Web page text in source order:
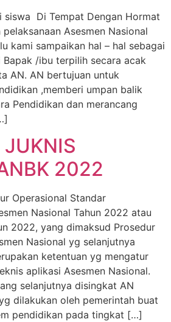
siswa Di Tempat Dengan Hormat
Asesmen Nasional
kami sampaikan hal – hal sebagai
/ibu terpilih secara acak
AN. AN bertujuan untuk
,memberi umpan balik
Pendidikan dan merancang
JUKNIS
2022
Operasional Standar
Nasional Tahun 2022 atau
2022, yang dimaksud Prosedur
Nasional yg selanjutnya
ketentuan yg mengatur
aplikasi Asesmen Nasional.
selanjutnya disingkat AN
dilakukan oleh pemerintah buat
pendidikan pada tingkat […]